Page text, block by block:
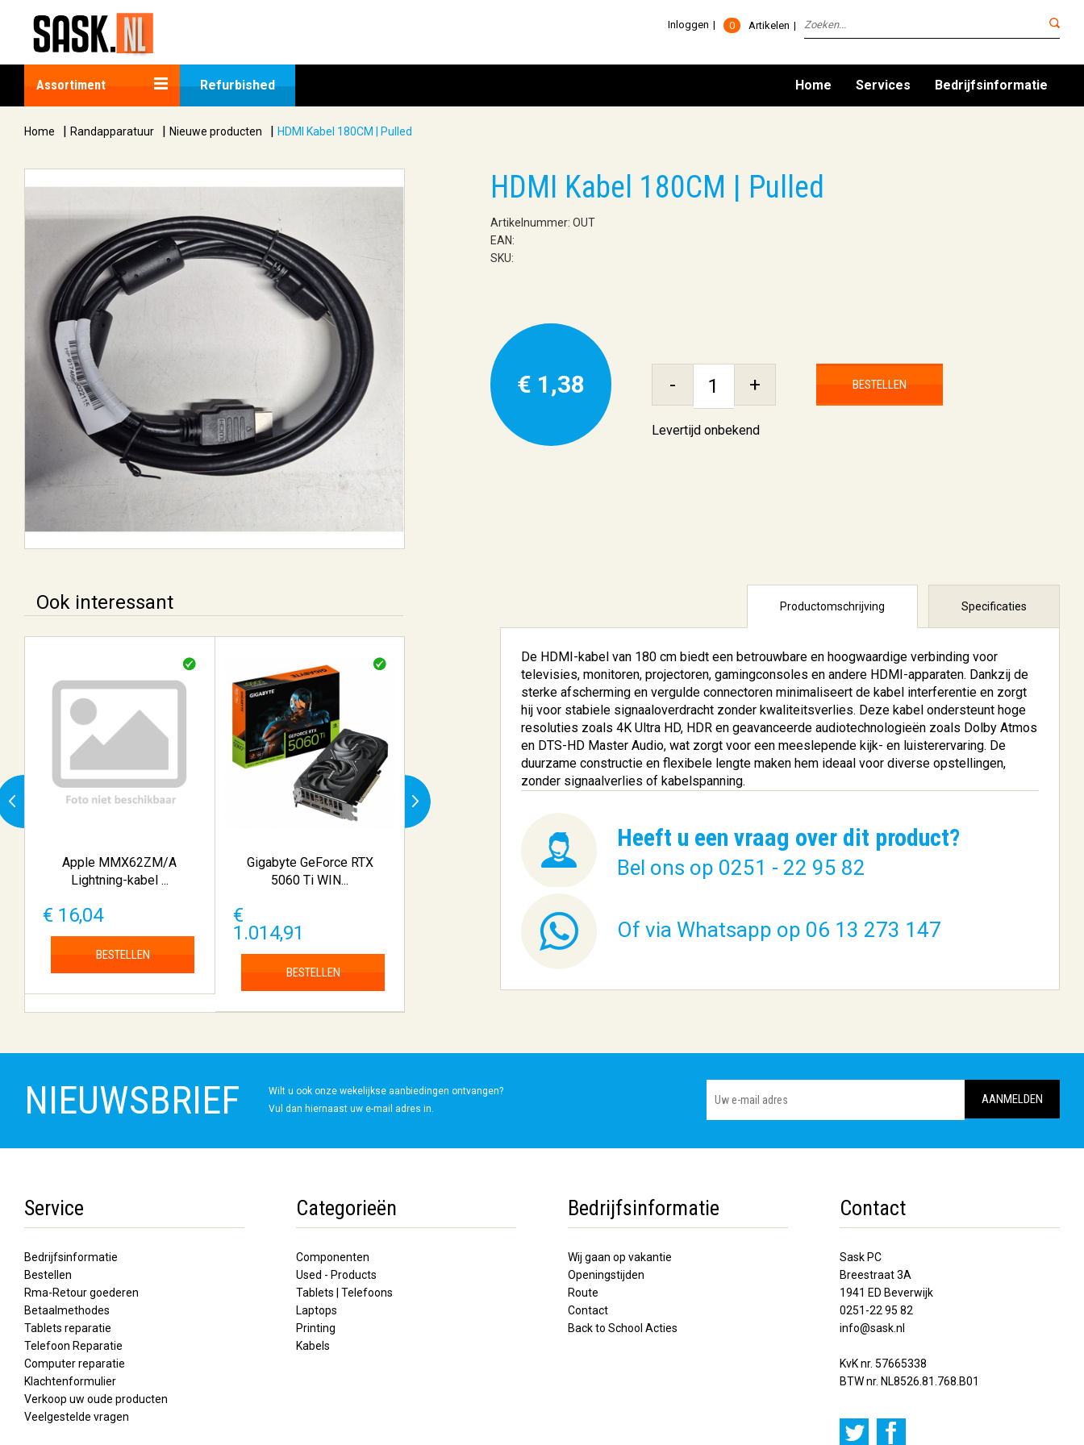
0 Artikelen
Inloggen
Assortiment Refurbished Home Services Bedrijfsinformatie
Home | Randapparatuur | Nieuwe producten | HDMI Kabel 180CM | Pulled
HDMI Kabel 180CM | Pulled
Artikelnummer: OUT
EAN:
SKU:
€ 1,38 - + BESTELLEN
Levertijd onbekend
Ook interessant
Apple MMX62ZM/A
Lightning-kabel ...
€ 16,04
BESTELLEN
Gigabyte GeForce RTX
5060 Ti WIN...
€
1.014,91
BESTELLEN
SBOX Boston 15.6" Laptop
DELL P Series 24 inch
QHD Monito...
€ 450,93
Nedis CEGL11040BK05 |
Elektricit...
Productomschrijving Specificaties
De HDMI-kabel van 180 cm biedt een betrouwbare en hoogwaardige verbinding voor
televisies, monitoren, projectoren, gamingconsoles en andere HDMI-apparaten. Dankzij de
sterke afscherming en vergulde connectoren minimaliseert de kabel interferentie en zorgt
hij voor stabiele signaaloverdracht zonder kwaliteitsverlies. Deze kabel ondersteunt hoge
resoluties zoals 4K Ultra HD, HDR en geavanceerde audiotechnologieën zoals Dolby Atmos
en DTS-HD Master Audio, wat zorgt voor een meeslepende kijk- en luisterervaring. De
duurzame constructie en flexibele lengte maken hem ideaal voor diverse opstellingen,
zonder signaalverlies of kabelspanning.
Heeft u een vraag over dit product?
Bel ons op 0251 - 22 95 82
Of via Whatsapp op 06 13 273 147
NIEUWSBRIEF
Wilt u ook onze wekelijkse aanbiedingen ontvangen?
Vul dan hiernaast uw e-mail adres in.
Service
Bedrijfsinformatie
Bestellen
Rma-Retour goederen
Betaalmethodes
Tablets reparatie
Telefoon Reparatie
Computer reparatie
Klachtenformulier
Verkoop uw oude producten
Veelgestelde vragen
Categorieën
Componenten
Used - Products
Tablets | Telefoons
Laptops
Printing
Kabels
Bedrijfsinformatie
Wij gaan op vakantie
Openingstijden
Route
Contact
Back to School Acties
Contact
Sask PC
Breestraat 3A
1941 ED Beverwijk
0251-22 95 82
info@sask.nl
KvK nr. 57665338
BTW nr. NL8526.81.768.B01